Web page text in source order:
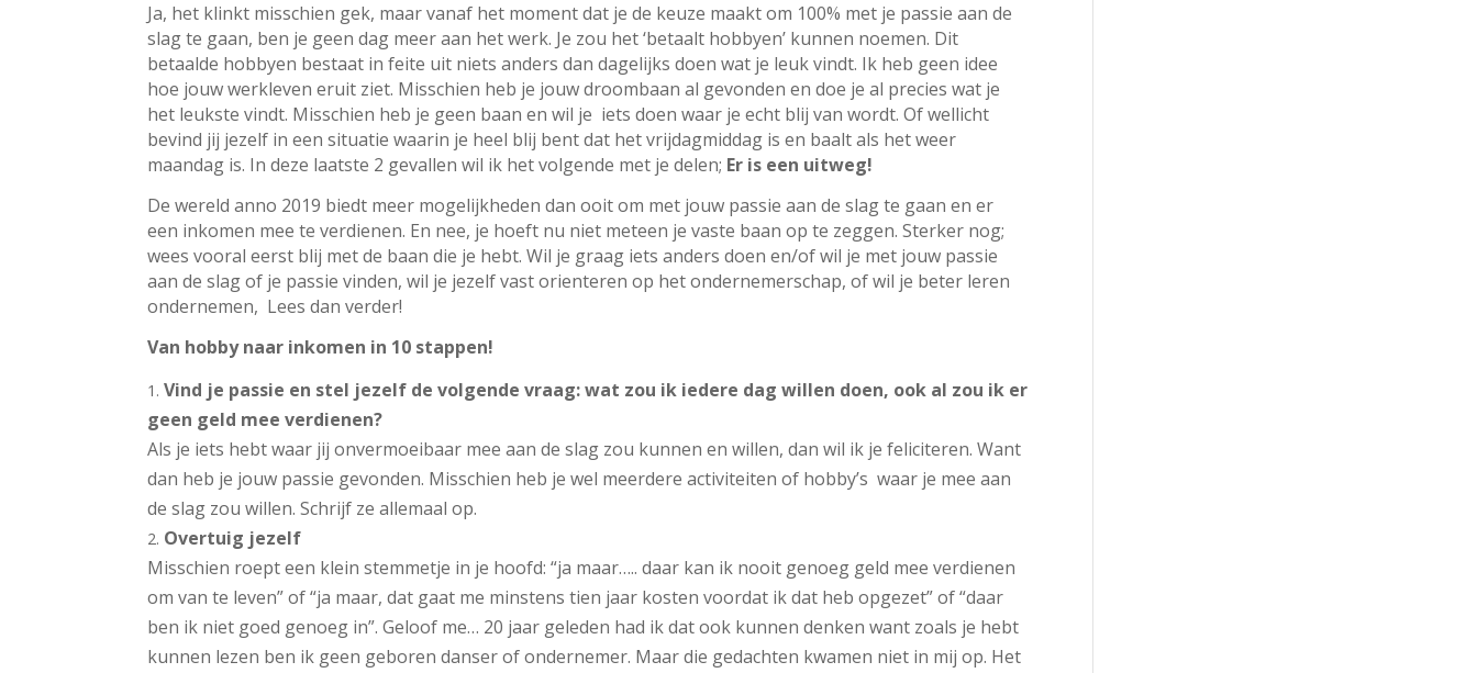
Ja, het klinkt misschien gek, maar vanaf het moment dat je de keuze maakt om 100% met je passie aan de
slag te gaan, ben je geen dag meer aan het werk. Je zou het ‘betaalt hobbyen’ kunnen noemen. Dit
betaalde hobbyen bestaat in feite uit niets anders dan dagelijks doen wat je leuk vindt. Ik heb geen idee
hoe jouw werkleven eruit ziet. Misschien heb je jouw droombaan al gevonden en doe je al precies wat je
het leukste vindt. Misschien heb je geen baan en wil je iets doen waar je echt blij van wordt. Of wellicht
bevind jij jezelf in een situatie waarin je heel blij bent dat het vrijdagmiddag is en baalt als het weer
maandag is. In deze laatste 2 gevallen wil ik het volgende met je delen; Er is een uitweg!
De wereld anno 2019 biedt meer mogelijkheden dan ooit om met jouw passie aan de slag te gaan en er
een inkomen mee te verdienen. En nee, je hoeft nu niet meteen je vaste baan op te zeggen. Sterker nog;
wees vooral eerst blij met de baan die je hebt. Wil je graag iets anders doen en/of wil je met jouw passie
aan de slag of je passie vinden, wil je jezelf vast orienteren op het ondernemerschap, of wil je beter leren
ondernemen, Lees dan verder!
Van hobby naar inkomen in 10 stappen!
Vind je passie en stel jezelf de volgende vraag: wat zou ik iedere dag willen doen, ook al zou ik er
geen geld mee verdienen?
Als je iets hebt waar jij onvermoeibaar mee aan de slag zou kunnen en willen, dan wil ik je feliciteren. Want
dan heb je jouw passie gevonden. Misschien heb je wel meerdere activiteiten of hobby’s waar je mee aan
de slag zou willen. Schrijf ze allemaal op.
Overtuig jezelf
Misschien roept een klein stemmetje in je hoofd: “ja maar….. daar kan ik nooit genoeg geld mee verdienen
om van te leven” of “ja maar, dat gaat me minstens tien jaar kosten voordat ik dat heb opgezet” of “daar
ben ik niet goed genoeg in”. Geloof me… 20 jaar geleden had ik dat ook kunnen denken want zoals je hebt
kunnen lezen ben ik geen geboren danser of ondernemer. Maar die gedachten kwamen niet in mij op. Het